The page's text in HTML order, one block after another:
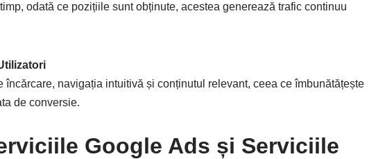
odată ce pozițiile sunt obținute, acestea generează trafic continuu
încărcare, navigația intuitivă și conținutul relevant, ceea ce îmbunătățește
de conversie.
Google Ads și Serviciile